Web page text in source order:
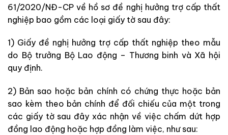
61/2020/NĐ-CP về hồ sơ đề nghị hưởng trợ cấp thất
nghiệp bao gồm các loại giấy tờ sau đây:
1) Giấy đề nghị hưởng trợ cấp thất nghiệp theo mẫu
do Bộ trưởng Bộ Lao động – Thương binh và Xã hội
quy định.
2) Bản sao hoặc bản chính có chứng thực hoặc bản
sao kèm theo bản chính để đối chiếu của một trong
các giấy tờ sau đây xác nhận về việc chấm dứt hợp
đồng lao động hoặc hợp đồng làm việc, như sau: